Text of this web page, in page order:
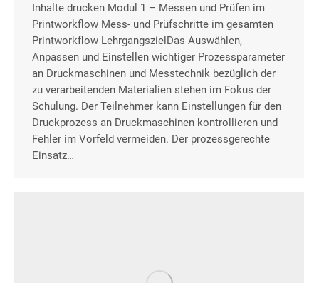
Inhalte drucken Modul 1 – Messen und Prüfen im
Printworkflow Mess- und Prüfschritte im gesamten
Printworkflow LehrgangszielDas Auswählen,
Anpassen und Einstellen wichtiger Prozessparameter
an Druckmaschinen und Messtechnik bezüglich der
zu verarbeitenden Materialien stehen im Fokus der
Schulung. Der Teilnehmer kann Einstellungen für den
Druckprozess an Druckmaschinen kontrollieren und
Fehler im Vorfeld vermeiden. Der prozessgerechte
Einsatz…